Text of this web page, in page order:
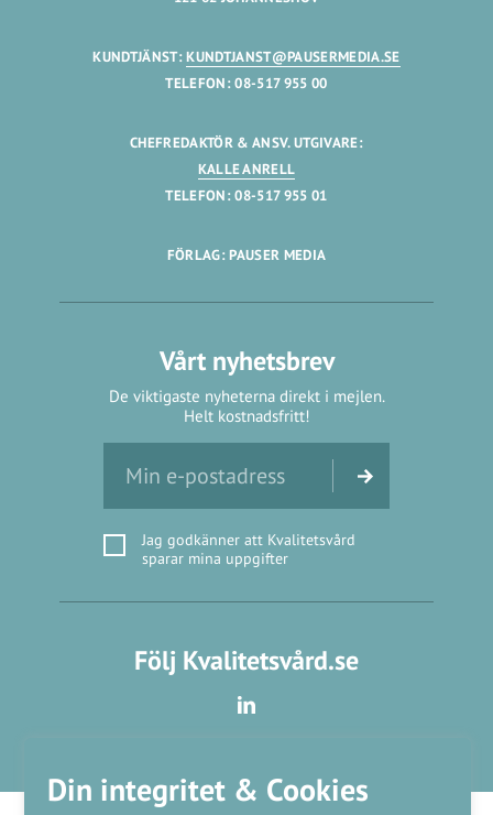
Din integritet & Cookies
KUNDTJÄNST:KUNDTJANST@PAUSERMEDIA.SE
TELEFON: 08-517 955 00
CHEFREDAKTÖR & ANSV. UTGIVARE:
KALLE ANRELL
TELEFON: 08-517 955 01
FÖRLAG: PAUSER MEDIA
Vårt nyhetsbrev
De viktigaste nyheterna direkt i mejlen.
Helt kostnadsfritt!
Jag godkänner att Kvalitetsvård
sparar mina uppgifter
Följ Kvalitetsvård.se